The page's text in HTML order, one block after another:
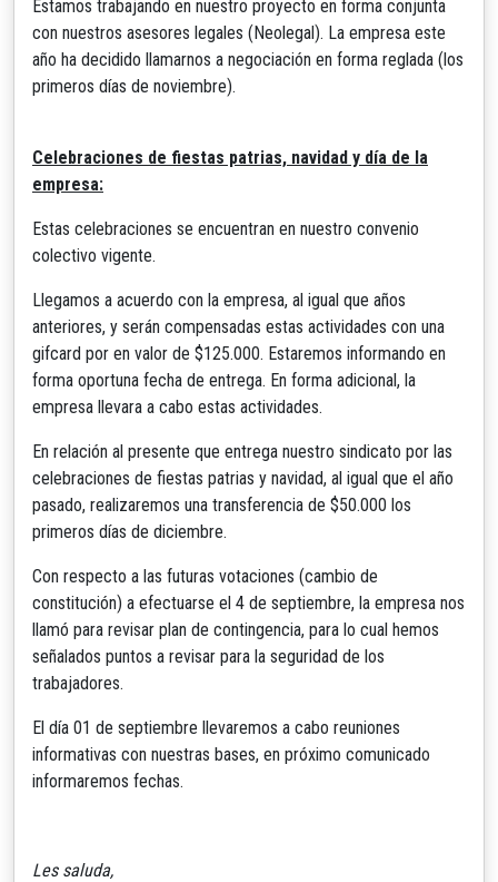
Estamos trabajando en nuestro proyecto en forma conjunta
con nuestros asesores legales (Neolegal). La empresa este
año ha decidido llamarnos a negociación en forma reglada (los
primeros días de noviembre).
Celebraciones de fiestas patrias, navidad y día de la
empresa:
Estas celebraciones se encuentran en nuestro convenio
colectivo vigente.
Llegamos a acuerdo con la empresa, al igual que años
anteriores, y serán compensadas estas actividades con una
gifcard por en valor de $125.000. Estaremos informando en
forma oportuna fecha de entrega. En forma adicional, la
empresa llevara a cabo estas actividades.
En relación al presente que entrega nuestro sindicato por las
celebraciones de fiestas patrias y navidad, al igual que el año
pasado, realizaremos una transferencia de $50.000 los
primeros días de diciembre.
Con respecto a las futuras votaciones (cambio de
constitución) a efectuarse el 4 de septiembre, la empresa nos
llamó para revisar plan de contingencia, para lo cual hemos
señalados puntos a revisar para la seguridad de los
trabajadores.
El día 01 de septiembre llevaremos a cabo reuniones
informativas con nuestras bases, en próximo comunicado
informaremos fechas.
Les saluda,